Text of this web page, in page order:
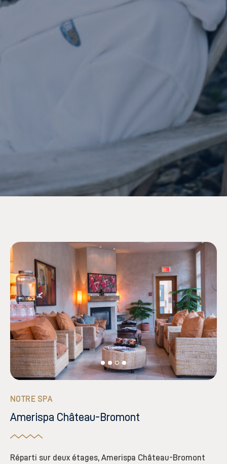
NOTRE SPA
Amerispa Château-Bromont
Réparti sur deux étages, Amerispa Château-Bromont